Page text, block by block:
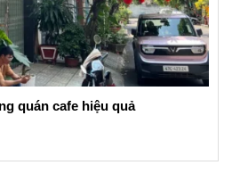
quán cafe hiệu quả